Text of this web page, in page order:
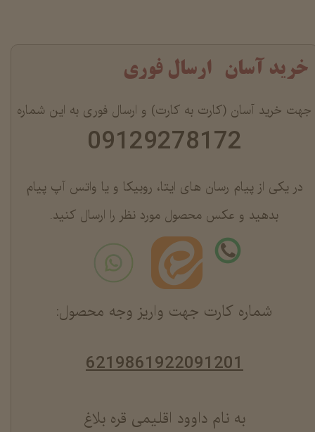
خرید آسان ارسال فوری
جهت خرید آسان (کارت به کارت) و ارسال فوری به این شماره
09129278172
در یکی از پیام رسان های ایتا، روبیکا و یا واتس آپ پیام
بدهید و عکس محصول مورد نظر را ارسال کنید.
شماره کارت جهت واریز وجه محصول:
6219861922091201
به نام داوود اقلیمی قره بلاغ